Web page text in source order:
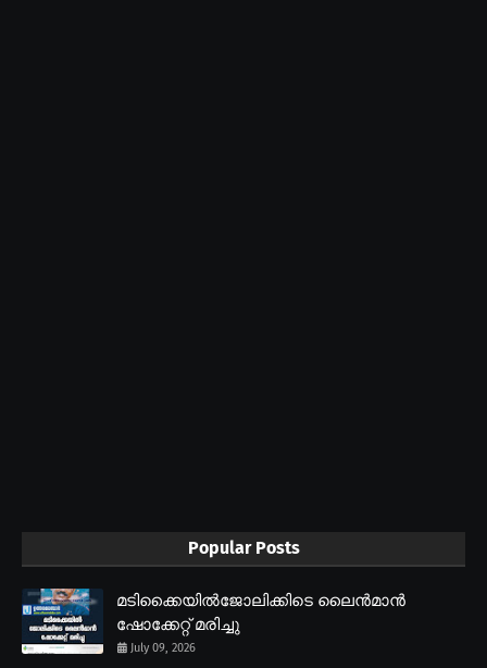
Popular Posts
മടിക്കൈയിൽജോലിക്കിടെ ലൈൻമാൻ
ഷോക്കേറ്റ് മരിച്ചു
July 09, 2026